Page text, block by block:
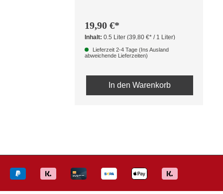
19,90 €*
Inhalt:0.5 Liter(39,80 €* / 1 Liter)
Lieferzeit 2-4 Tage (Ins Ausland
abweichende Lieferzeiten)
In den Warenkorb